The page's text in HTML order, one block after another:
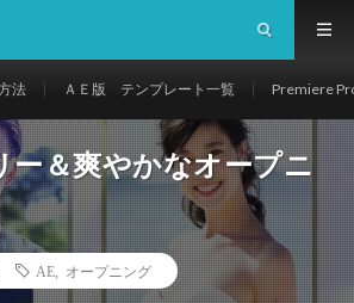
法 ＡＥ版 テンプレート一覧 Premiere
ー＆爽やかなオープニ
AE オープニング